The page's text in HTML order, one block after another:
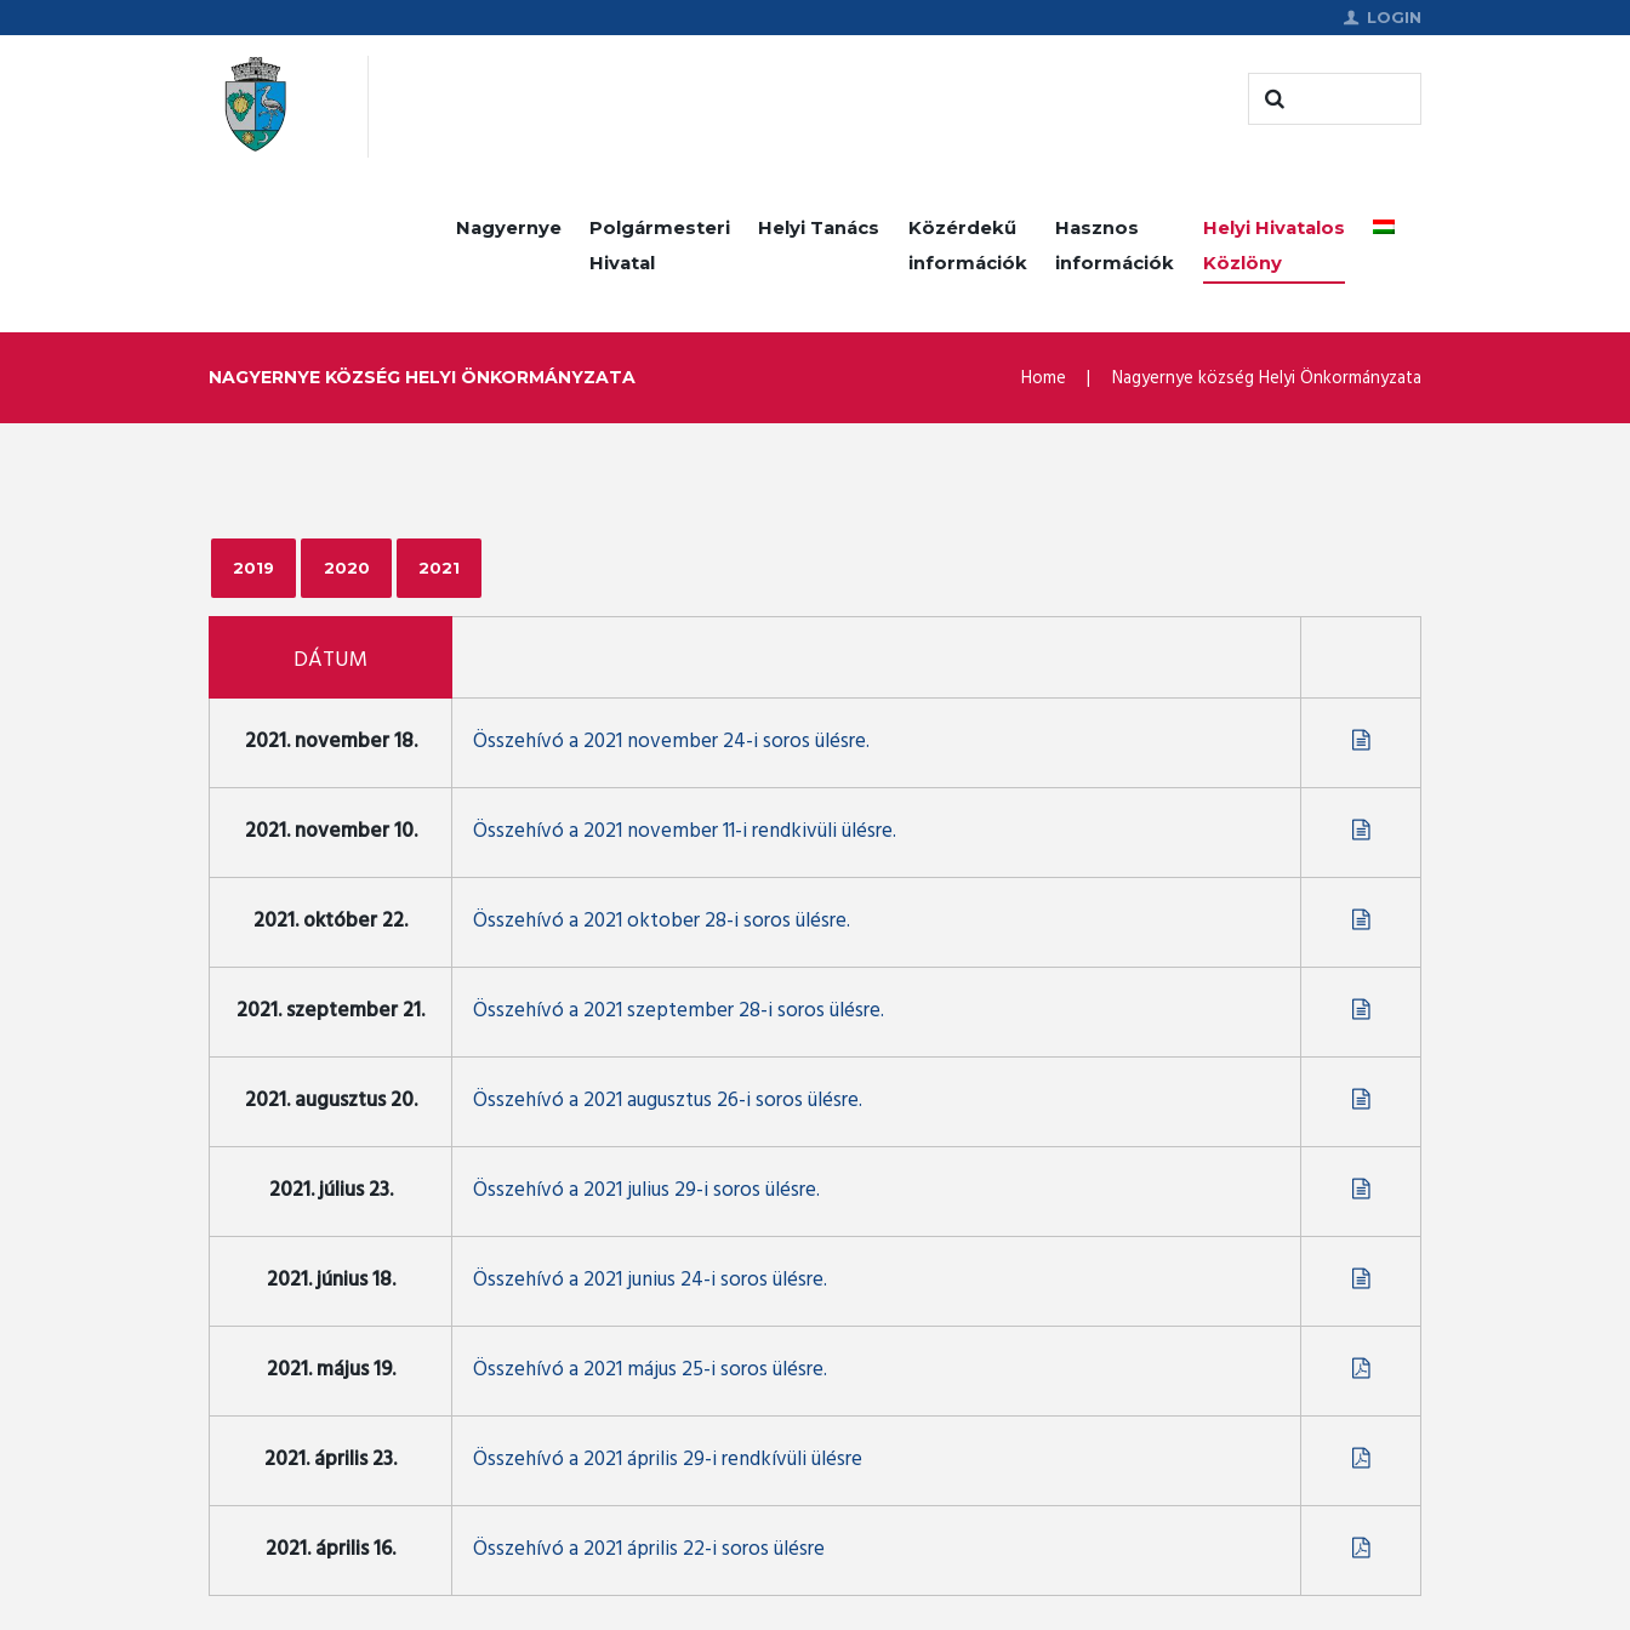
LOGIN
Nagyernye
Polgármesteri
Hivatal
Helyi Tanács
Közérdekű
információk
Hasznos
információk
Helyi Hivatalos
Közlöny
NAGYERNYE KÖZSÉG HELYI ÖNKORMÁNYZATA Home Nagyernye község Helyi Önkormányzata
2019 2020 2021
DÁTUM
2021. november 18. Összehívó a 2021 november 24-i soros ülésre.
2021. november 10. Összehívó a 2021 november 11-i rendkivüli ülésre.
2021. október 22. Összehívó a 2021 oktober 28-i soros ülésre.
2021. szeptember 21. Összehívó a 2021 szeptember 28-i soros ülésre.
2021. augusztus 20. Összehívó a 2021 augusztus 26-i soros ülésre.
2021. július 23. Összehívó a 2021 julius 29-i soros ülésre.
2021. június 18. Összehívó a 2021 junius 24-i soros ülésre.
2021. május 19. Összehívó a 2021 május 25-i soros ülésre.
2021. április 23. Összehívó a 2021 április 29-i rendkívüli ülésre
2021. április 16. Összehívó a 2021 április 22-i soros ülésre